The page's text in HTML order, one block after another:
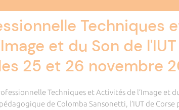
Techniques
et du Son de l'IUT
25 et 26 novembre
Techniques et Activités de l’Image et
de Colomba Sansonetti, l’IUT de Corse